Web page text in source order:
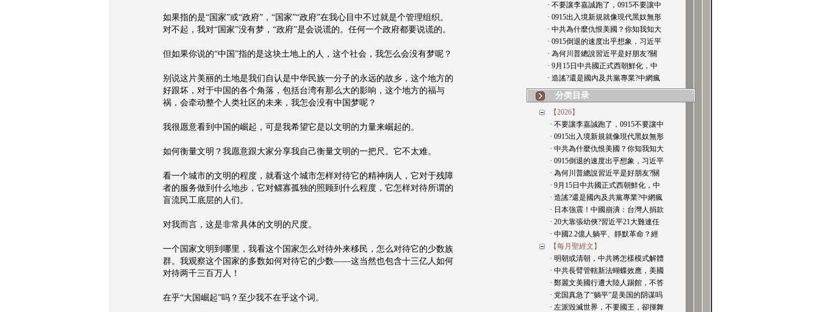
如果指的是“国家”或“政府”，“国家”“政府”在我心目中不过就是个管理组织。
对不起，我对“国家”没有梦，“政府”是会说谎的。任何一个政府都要说谎的。
但如果你说的“中国”指的是这块土地上的人，这个社会，我怎么会没有梦呢？
别说这片美丽的土地是我们自认是中华民族一分子的永远的故乡，这个地方的
好跟坏，对于中国的各个角落，包括台湾有那么大的影响，这个地方的福与
祸，会牵动整个人类社区的未来，我怎会没有中国梦呢？
我很愿意看到中国的崛起，可是我希望它是以文明的力量来崛起的。
如何衡量文明？我愿意跟大家分享我自己衡量文明的一把尺。它不太难。
看一个城市的文明的程度，就看这个城市怎样对待它的精神病人，它对于残障
者的服务做到什么地步，它对鳏寡孤独的照顾到什么程度，它怎样对待所谓的
盲流民工底层的人们。
对我而言，这是非常具体的文明的尺度。
一个国家文明到哪里，我看这个国家怎么对待外来移民，怎么对待它的少数族
群。我观察这个国家的多数如何对待它的少数——这当然也包含十三亿人如何
对待两千三百万人！
在乎“大国崛起”吗？至少我不在乎这个词。
· 不要讓李嘉誠跑了，0915不要讓中
· 0915出入境新規就像現代黑奴無形
· 中共為什麼仇恨美國？你知我知大
· 0915倒退的速度出乎想象，习近平
· 為何川普總說習近平是好朋友?關
· 9月15日中共國正式西朝鮮化，中
· 造謠?還是國內及共黨專業?中網瘋
分类目录
【2026】
· 不要讓李嘉誠跑了，0915不要讓中
· 0915出入境新規就像現代黑奴無形
· 中共為什麼仇恨美國？你知我知大
· 0915倒退的速度出乎想象，习近平
· 為何川普總說習近平是好朋友?關
· 9月15日中共國正式西朝鮮化，中
· 造謠?還是國內及共黨專業?中網瘋
· 日本強震！中國崩潰：台灣人捐款
· 20大靠張幼俠?習近平21大難連任
· 中國2.2億人躺平、靜默革命？經
【每月聖經文】
· 明朝或清朝，中共將怎樣模式解體
· 中共長臂管轄新法蝴蝶效應，美國
· 鄭麗文美國行遭大陸人踢館，不答
· 党国真急了“躺平”是美国的阴谋吗
· 左派毀滅世界，不要國王，卻揮舞